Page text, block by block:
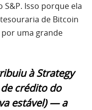
S&P. Isso porque ela
de Bitcoin
uma grande
à Strategy
crédito do
estável) — a